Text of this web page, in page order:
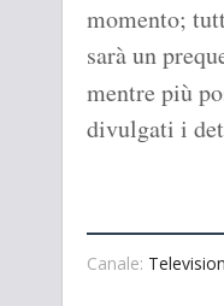
momento;
sarà un
mentre più
divulgati i
Canale: